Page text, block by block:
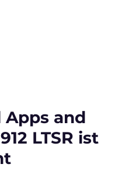
and
LTSR ist